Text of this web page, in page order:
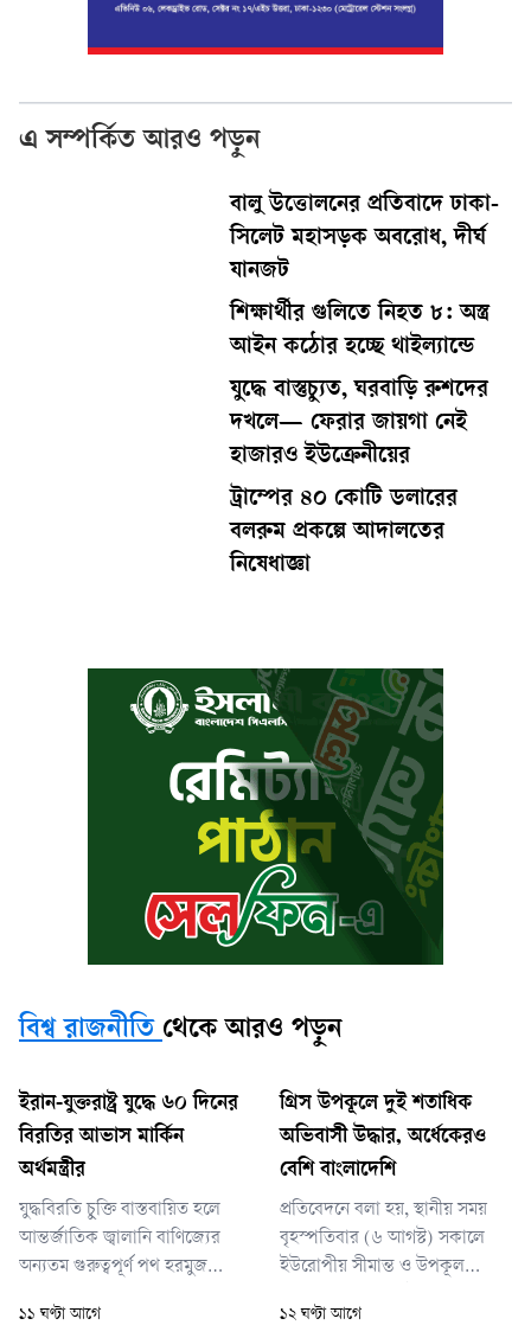
এ সম্পর্কিত আরও পড়ুন
বালু উত্তোলনের প্রতিবাদে ঢাকা-
সিলেট মহাসড়ক অবরোধ, দীর্ঘ
যানজট
শিক্ষার্থীর গুলিতে নিহত ৮: অস্ত্র
আইন কঠোর হচ্ছে থাইল্যান্ডে
যুদ্ধে বাস্তুচ্যুত, ঘরবাড়ি রুশদের
দখলে— ফেরার জায়গা নেই
হাজারও ইউক্রেনীয়ের
ট্রাম্পের ৪০ কোটি ডলারের
বলরুম প্রকল্পে আদালতের
নিষেধাজ্ঞা
বিশ্ব রাজনীতি থেকে আরও পড়ুন
ইরান-যুক্তরাষ্ট্র যুদ্ধে ৬০ দিনের
বিরতির আভাস মার্কিন
অর্থমন্ত্রীর
যুদ্ধবিরতি চুক্তি বাস্তবায়িত হলে
আন্তর্জাতিক জ্বালানি বাণিজ্যের
অন্যতম গুরুত্বপূর্ণ পথ হরমুজ
১১ ঘণ্টা আগে
গ্রিস উপকূলে দুই শতাধিক
অভিবাসী উদ্ধার, অর্ধেকেরও
বেশি বাংলাদেশি
প্রতিবেদনে বলা হয়, স্থানীয় সময়
বৃহস্পতিবার (৬ আগস্ট) সকালে
ইউরোপীয় সীমান্ত ও উপকূল
১২ ঘণ্টা আগে